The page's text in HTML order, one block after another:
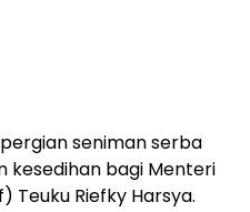
seniman serba
kesedihan bagi Menteri
Teuku Riefky Harsya.